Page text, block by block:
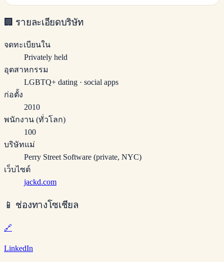
🏢 รายละเอียดบริษัท
จดทะเบียนใน
Privately held
อุตสาหกรรม
LGBTQ+ dating · social apps
ก่อตั้ง
2010
พนักงาน (ทั่วโลก)
100
บริษัทแม่
Perry Street Software (private, NYC)
เว็บไซต์
jackd.com
📱 ช่องทางโซเชียล
🔗
LinkedIn